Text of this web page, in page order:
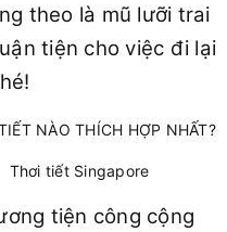
theo là mũ lưỡi trai
tiện cho việc đi lại
Thơi tiết Singapore
tiện công cộng